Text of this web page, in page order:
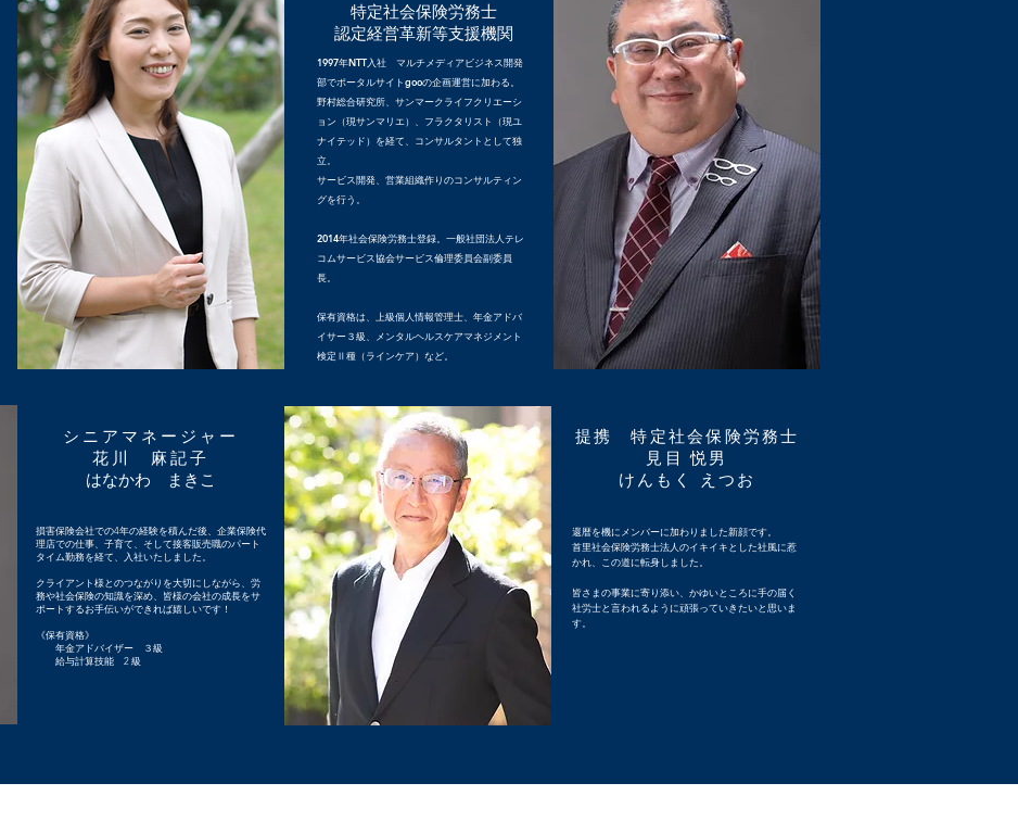
特定社会保険労務士
認定経営革新等支援機関
1997年NTT入社 マルチメディアビジネス開発
部でポータルサイトgooの企画運営に加わる。
野村総合研究所、サンマークライフクリエーシ
ョン（現サンマリエ）、フラクタリスト（現ユ
ナイテッド）を経て、コンサルタントとして独
立。
サービス開発、営業組織作りのコンサルティン
グを行う。
2014年社会保険労務士登録。一般社団法人テレ
コムサービス協会サービス倫理委員会副委員
長。
保有資格は、上級個人情報管理士、年金アドバ
イサー３級、メンタルヘルスケアマネジメント
検定Ⅱ種（ラインケア）など。
シニアマネージャー
花川 麻記子
はなかわ まきこ
損害保険会社での4年の経験を積んだ後、企業保険代
理店での仕事、子育て、そして接客販売職のパート
タイム勤務を経て、入社いたしました。
クライアント様とのつながりを大切にしながら、労
務や社会保険の知識を深め、皆様の会社の成長をサ
ポートするお手伝いができれば嬉しいです！
《保有資格》
年金アドバイザー ３級
給与計算技能 2 級
提携 特定社会保険労務士
見目 悦男
​けんもく えつお
還暦を機にメンバーに加わりました新顔です。
首里社会保険労務士法人のイキイキとした社風に惹
かれ、この道に転身しました。
皆さまの事業に寄り添い、かゆいところに手の届く
社労士と言われるように頑張っていきたいと思いま
す。